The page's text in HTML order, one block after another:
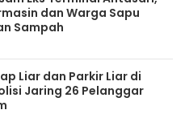
dan Warga Sapu
Sampah
Liar dan Parkir Liar di
Jaring 26 Pelanggar